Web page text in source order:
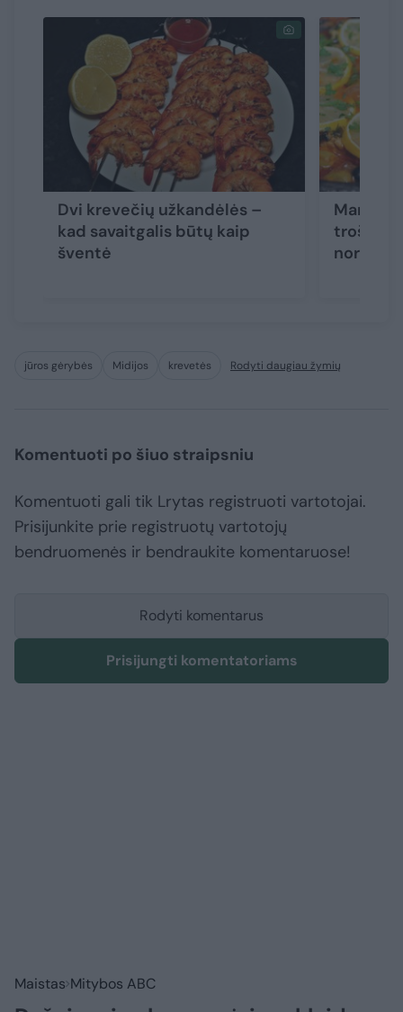
Dvi krevečių užkandėlės –
kad savaitgalis būtų kaip
šventė
nors
jūros gėrybės Midijos krevetės Rodyti daugiau žymių
Komentuoti po šiuo straipsniu
Komentuoti gali tik Lrytas registruoti vartotojai.
Prisijunkite prie registruotų vartotojų
bendruomenės ir bendraukite komentaruose!
Rodyti komentarus
Prisijungti komentatoriams
Maistas Mitybos ABC